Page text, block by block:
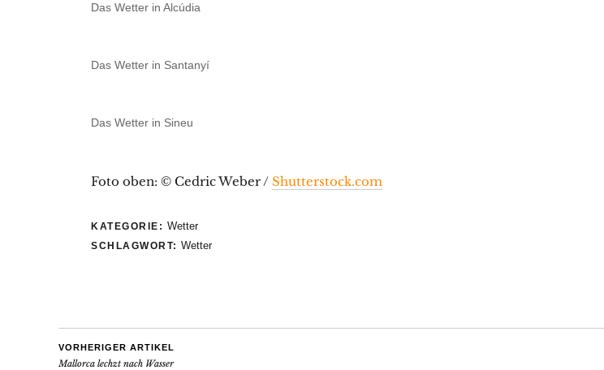
Das Wetter in Alcúdia
Das Wetter in Santanyí
Das Wetter in Sineu
Foto oben: © Cedric Weber / Shutterstock.com
KATEGORIE: Wetter
SCHLAGWORT: Wetter
VORHERIGER ARTIKEL
Mallorca lechzt nach Wasser